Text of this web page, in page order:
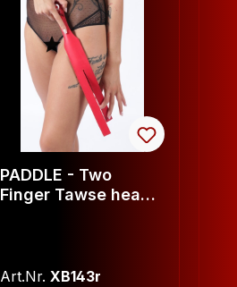
PADDLE - Two
Finger Tawse heavy
Art.Nr. XB143r